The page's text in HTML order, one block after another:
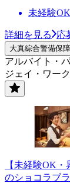
未経験OK
詳細を見る 応
大真綜合警備保
アルバイト・
ジェイ・ワー
【未経験OK
のショコラブ